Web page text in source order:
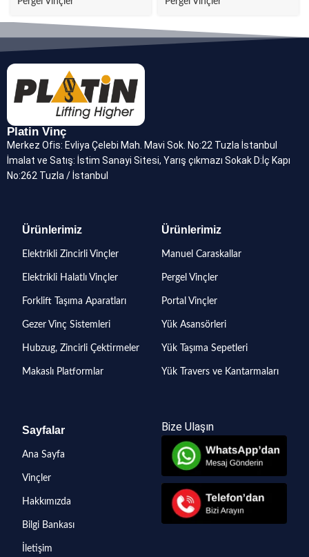
Platin Vinç
Merkez Ofis: Evliya Çelebi Mah. Mavi Sok. No:22 Tuzla İstanbul
İmalat ve Satış: İstim Sanayi Sitesi, Yarış çıkmazı Sokak D:İç Kapı
No:262 Tuzla / İstanbul
Ürünlerimiz
Elektrikli Zincirli Vinçler
Elektrikli Halatlı Vinçler
Forklift Taşıma Aparatları
Gezer Vinç Sistemleri
Hubzug, Zincirli Çektirmeler
Makaslı Platformlar
Ürünlerimiz
Manuel Caraskallar
Pergel Vinçler
Portal Vinçler
Yük Asansörleri
Yük Taşıma Sepetleri
Yük Travers ve Kantarmaları
Sayfalar
Ana Sayfa
Vinçler
Hakkımızda
Bilgi Bankası
İletişim
Bize Ulaşın